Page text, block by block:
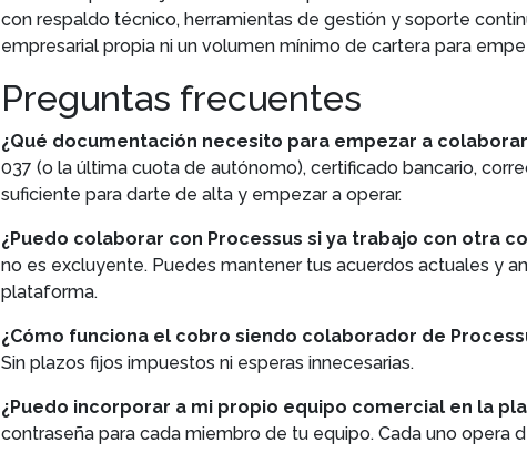
con respaldo técnico, herramientas de gestión y soporte
empresarial propia ni un volumen mínimo de cartera para
Preguntas frecuentes
¿Qué documentación necesito para empezar a
037 (o la última cuota de autónomo), certificado bancario,
suficiente para darte de alta y empezar a operar.
¿Puedo colaborar con Processus si ya trabajo con otra
no es excluyente. Puedes mantener tus acuerdos actuales y
plataforma.
¿Cómo funciona el cobro siendo colaborador de
Sin plazos fijos impuestos ni esperas innecesarias.
¿Puedo incorporar a mi propio equipo comercial en la
contraseña para cada miembro de tu equipo. Cada uno opera